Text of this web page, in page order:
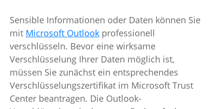
Sensible Informationen oder Daten können Sie
mit Microsoft Outlook professionell
verschlüsseln. Bevor eine wirksame
Verschlüsselung Ihrer Daten möglich ist,
müssen Sie zunächst ein entsprechendes
Verschlüsselungszertifikat im Microsoft Trust
Center beantragen. Die Outlook-